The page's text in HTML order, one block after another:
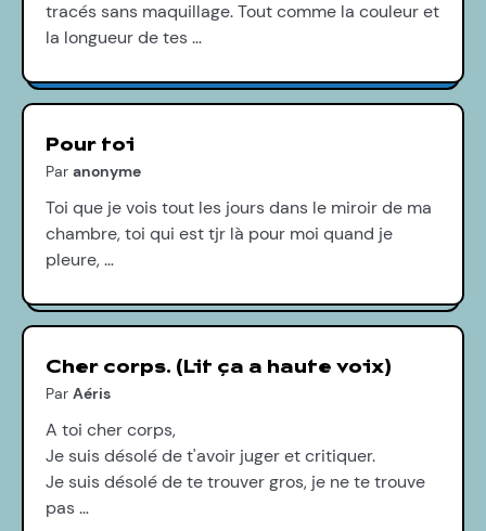
tracés sans maquillage. Tout comme la couleur et
la longueur de tes …
Pour toi
Par anonyme
Toi que je vois tout les jours dans le miroir de ma
chambre, toi qui est tjr là pour moi quand je
pleure, …
Cher corps. (Lit ça a haute voix)
Par Aéris
A toi cher corps,
Je suis désolé de t'avoir juger et critiquer.
Je suis désolé de te trouver gros, je ne te trouve
pas …